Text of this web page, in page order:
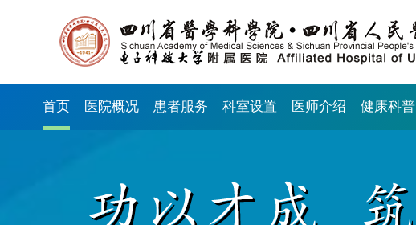
首页 医院概况 患者服务 科室设置 医师介绍 健康科普